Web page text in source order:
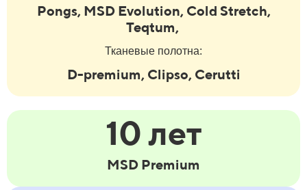
Pongs, MSD Evolution, Cold Stretch,
Teqtum,
Тканевые полотна:
D-premium, Clipso, Cerutti
10 лет
MSD Premium